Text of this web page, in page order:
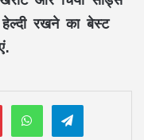
रखने का बेस्ट
PinterestWhatsAppTelegram